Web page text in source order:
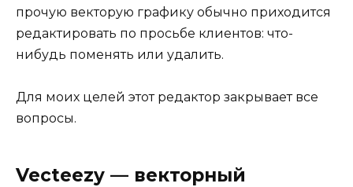
прочую векторую графику обычно приходится
редактировать по просьбе клиентов: что-
нибудь поменять или удалить.
Для моих целей этот редактор закрывает все
вопросы.
Vecteezy — векторный